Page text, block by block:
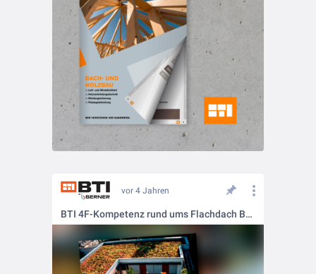
vor 4 Jahren
BTI 4F-Kompetenz rund ums Flachdach Broschüre